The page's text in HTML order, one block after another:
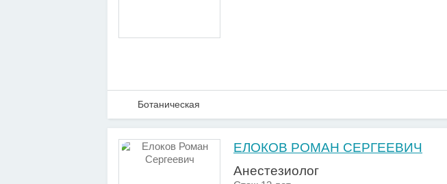
Ботаническая
ЕЛОКОВ РОМАН СЕРГЕЕВИЧ
Анестезиолог